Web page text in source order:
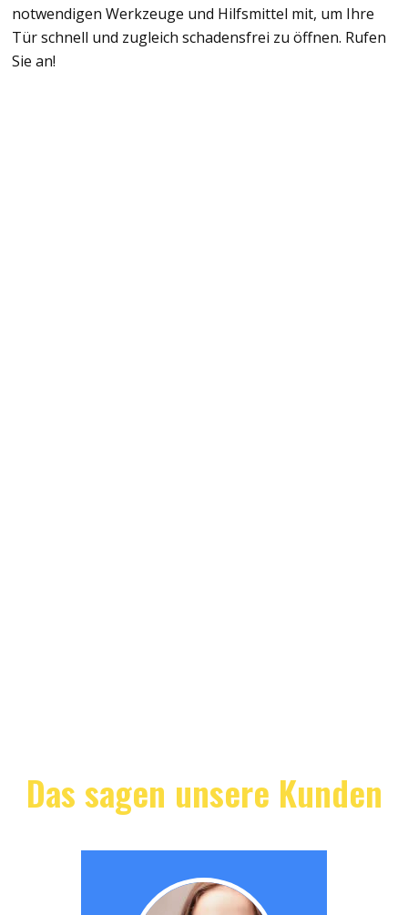
notwendigen Werkzeuge und Hilfsmittel mit, um Ihre
Tür schnell und zugleich schadensfrei zu öffnen. Rufen
Sie an!
Das sagen unsere Kunden